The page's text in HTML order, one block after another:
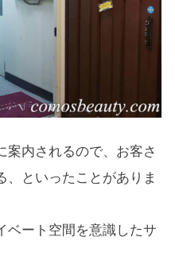
案内されるので、お客さ
、といったことがありま
ベート空間を意識したサ